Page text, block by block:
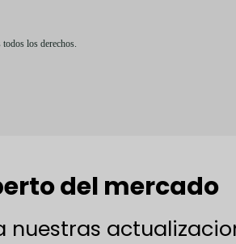
los derechos.
del mercado
nuestras